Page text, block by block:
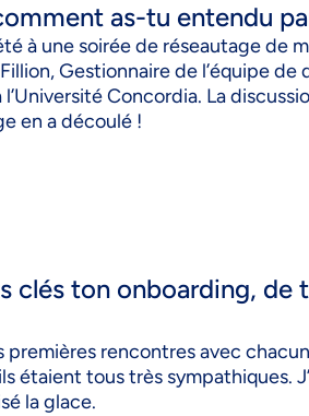
as-tu entendu
à une soirée de réseautage de
Gestionnaire de l’équipe de
Concordia. La
en a découlé !
clés ton onboarding, de
rencontres avec
étaient tous très sympathiques.
la glace.